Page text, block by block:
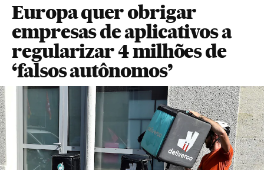
Europa quer obrigar
empresas de aplicativos a
regularizar 4 milhões de
‘falsos autônomos’